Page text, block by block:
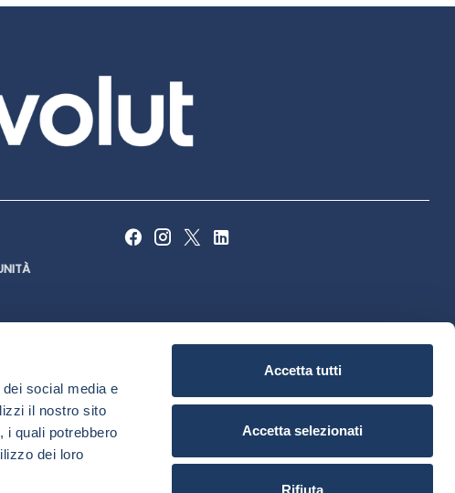
social media e
il nostro sito
i quali potrebbero
dei loro
Accetta tutti
Accetta selezionati
Rifiuta